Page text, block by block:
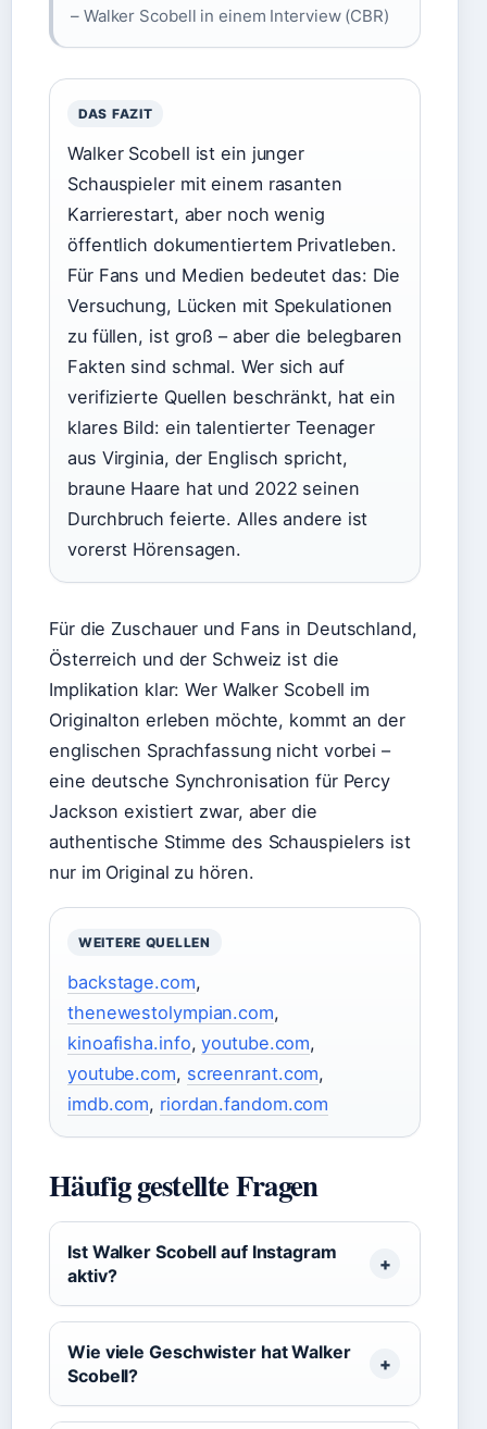
– Walker Scobell in einem Interview (CBR)
DAS FAZIT
Walker Scobell ist ein junger
Schauspieler mit einem rasanten
Karrierestart, aber noch wenig
öffentlich dokumentiertem Privatleben.
Für Fans und Medien bedeutet das: Die
Versuchung, Lücken mit Spekulationen
zu füllen, ist groß – aber die belegbaren
Fakten sind schmal. Wer sich auf
verifizierte Quellen beschränkt, hat ein
klares Bild: ein talentierter Teenager
aus Virginia, der Englisch spricht,
braune Haare hat und 2022 seinen
Durchbruch feierte. Alles andere ist
vorerst Hörensagen.
Für die Zuschauer und Fans in Deutschland,
Österreich und der Schweiz ist die
Implikation klar: Wer Walker Scobell im
Originalton erleben möchte, kommt an der
englischen Sprachfassung nicht vorbei –
eine deutsche Synchronisation für Percy
Jackson existiert zwar, aber die
authentische Stimme des Schauspielers ist
nur im Original zu hören.
WEITERE QUELLEN
backstage.com,
thenewestolympian.com,
kinoafisha.info,youtube.com,
youtube.com, screenrant.com,
imdb.com, riordan.fandom.com
Häufig gestellte Fragen
Ist Walker Scobell auf Instagram
aktiv?
Wie viele Geschwister hat Walker
Scobell?